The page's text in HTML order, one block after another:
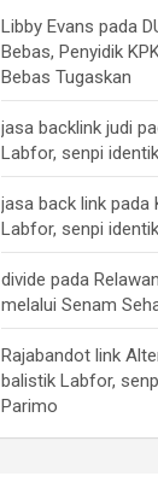
Libby Evans pada
Bebas, Penyidik
Bebas Tugaskan
jasa backlink judi
Labfor, senpi
jasa back link pada
Labfor, senpi
divide pada
melalui Senam
Rajabandot link
balistik Labfor,
Parimo